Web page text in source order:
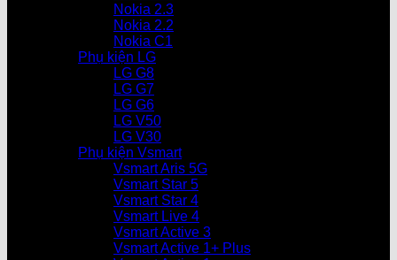
Nokia 2.3
Nokia 2.2
Nokia C1
Phụ kiện LG
LG G8
LG G7
LG G6
LG V50
LG V30
Phụ kiện Vsmart
Vsmart Aris 5G
Vsmart Star 5
Vsmart Star 4
Vsmart Live 4
Vsmart Active 3
Vsmart Active 1+ Plus